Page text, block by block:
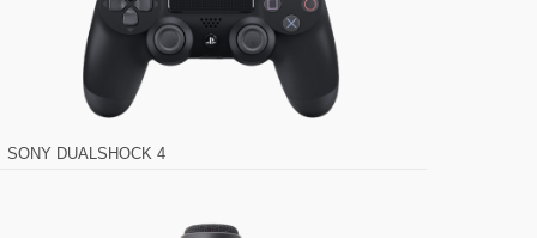
SONY DUALSHOCK 4